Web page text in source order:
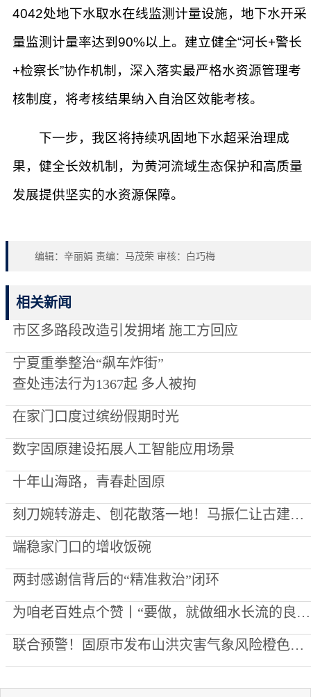
4042处地下水取水在线监测计量设施，地下水开采
量监测计量率达到90%以上。建立健全“河长+警长
+检察长”协作机制，深入落实最严格水资源管理考
核制度，将考核结果纳入自治区效能考核。
下一步，我区将持续巩固地下水超采治理成
果，健全长效机制，为黄河流域生态保护和高质量
发展提供坚实的水资源保障。
编辑：辛丽娟 责编：马茂荣 审核：白巧梅
相关新闻
市区多路段改造引发拥堵 施工方回应
宁夏重拳整治“飙车炸街”
查处违法行为1367起 多人被拘
在家门口度过缤纷假期时光
数字固原建设拓展人工智能应用场景
十年山海路，青春赴固原
刻刀婉转游走、刨花散落一地！马振仁让古建营造技艺绽放新光彩
端稳家门口的增收饭碗
两封感谢信背后的“精准救治”闭环
为咱老百姓点个赞丨“要做，就做细水长流的良心生意”
联合预警！固原市发布山洪灾害气象风险橙色预警